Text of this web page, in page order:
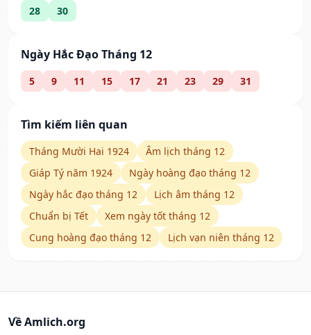
28
30
Ngày Hắc Đạo Tháng 12
5 9 11 15 17 21 23 29 31
Tìm kiếm liên quan
Tháng Mười Hai 1924
Âm lịch tháng 12
Giáp Tý năm 1924
Ngày hoàng đạo tháng 12
Ngày hắc đạo tháng 12
Lịch âm tháng 12
Chuẩn bị Tết
Xem ngày tốt tháng 12
Cung hoàng đạo tháng 12
Lịch vạn niên tháng 12
Về Amlich.org